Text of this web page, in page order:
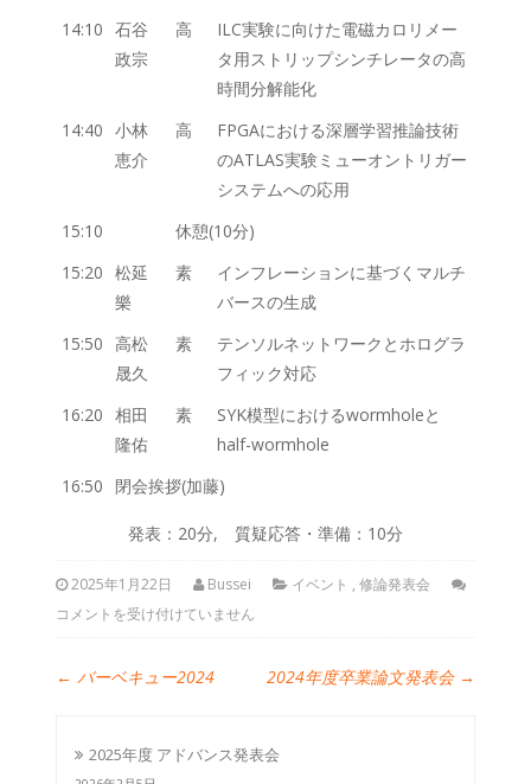
14:10
石谷
政宗
高
ILC実験に向けた電磁カロリメー
タ用ストリップシンチレータの高
時間分解能化
14:40
小林
恵介
高
FPGAにおける深層学習推論技術
のATLAS実験ミューオントリガー
システムへの応用
15:10
休憩(10分)
15:20
松延
樂
素
インフレーションに基づくマルチ
バースの生成
15:50
高松
晟久
素
テンソルネットワークとホログラ
フィック対応
16:20
相田
隆佑
素
SYK模型におけるwormholeと
half-wormhole
16:50
閉会挨拶(加藤)
発表：20分, 質疑応答・準備：10分
2025年1月22日 Bussei イベント ,修論発表会
コメントを受け付けていません
← バーベキュー2024 2024年度卒業論文発表会 →
2025年度 アドバンス発表会